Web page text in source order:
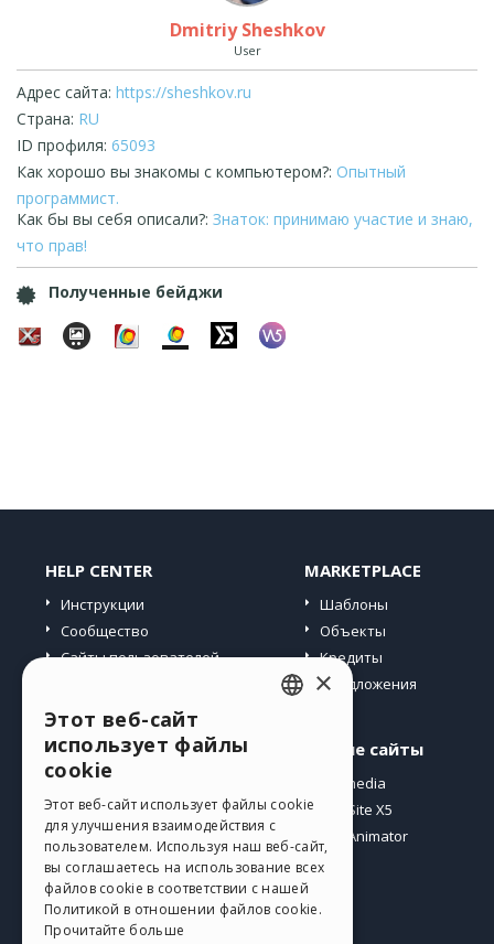
Dmitriy Sheshkov
User
Адрес сайта: https://sheshkov.ru
Страна: RU
ID профиля: 65093
Как хорошо вы знакомы с компьютером?: Опытный
программист.
Как бы вы себя описали?: Знаток: принимаю участие и знаю,
что прав!
Полученные бейджи
HELP CENTER
Инструкции
Сообщество
Сайты пользователей
MARKETPLACE
Шаблоны
Объекты
Кредиты
Предложения
Профиль
Мои посты
Мои лицензии
Загрузить
Веб-хостинг
Мои кредиты
Другие сайты
Incomedia
WebSite X5
WebAnimator
GERMAN
SPANISH
PORTUGUESE
POLISH
×
Этот веб-сайт
использует файлы
cookie
Этот веб-сайт использует файлы cookie
для улучшения взаимодействия с
пользователем. Используя наш веб-сайт,
вы соглашаетесь на использование всех
файлов cookie в соответствии с нашей
Политикой в ​​отношении файлов cookie.
Прочитайте больше